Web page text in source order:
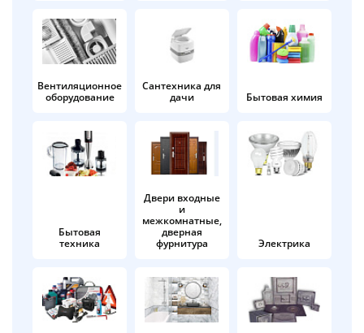
Вентиляционное
оборудование
Сантехника для
дачи
Бытовая химия
Бытовая
техника
Двери входные
и
межкомнатные,
дверная
фурнитура
Электрика
по25%каждые 2 недели
Подробнее
об оплате Плайтом
раз в 2
недели
Остались вопросы?
8 800 302-02-51
plait.ru